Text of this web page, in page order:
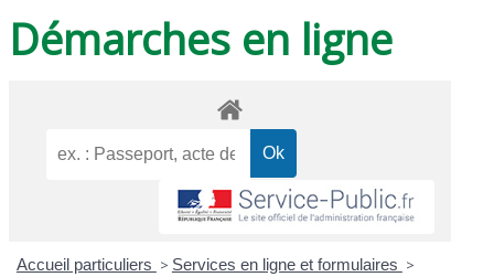
Démarches en ligne
Accueil particuliers > Services en ligne et formulaires >